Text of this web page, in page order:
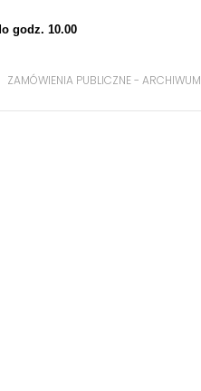
godz. 10.00
ZAMÓWIENIA PUBLICZNE - ARCHIWUM